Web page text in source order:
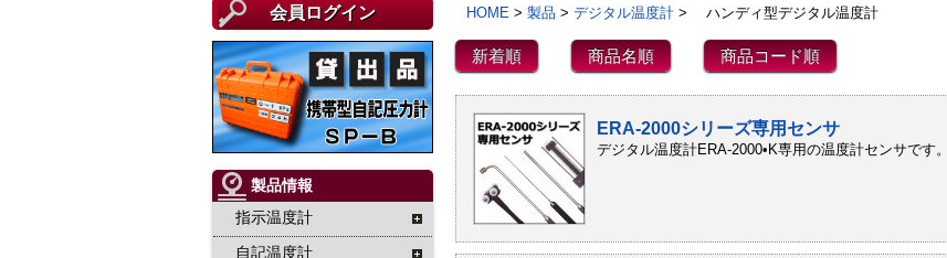
会員ログイン
製品情報
指示温度計
自記温度計
HOME > 製品 > デジタル温度計 > ハンディ型デジタル温度計
新着順 商品名順 商品コード順
ERA-2000シリーズ専用センサ
デジタル温度計ERA-2000•K専用の温度計センサです。